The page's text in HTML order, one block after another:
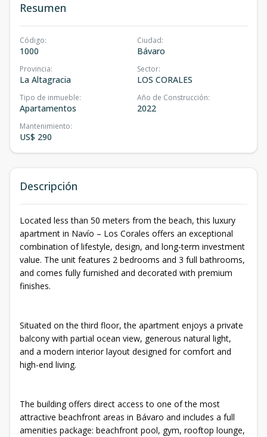
Resumen
Código:
1000
Ciudad:
Bávaro
Provincia:
La Altagracia
Sector:
LOS CORALES
Tipo de inmueble:
Apartamentos
Año de Construcción:
2022
Mantenimiento:
US$ 290
Descripción
Located less than 50 meters from the beach, this luxury
apartment in Navío – Los Corales offers an exceptional
combination of lifestyle, design, and long-term investment
value. The unit features 2 bedrooms and 3 full bathrooms,
and comes fully furnished and decorated with premium
finishes.
Situated on the third floor, the apartment enjoys a private
balcony with partial ocean view, generous natural light,
and a modern interior layout designed for comfort and
high-end living.
The building offers direct access to one of the most
attractive beachfront areas in Bávaro and includes a full
amenities package: beachfront pool, gym, rooftop lounge,